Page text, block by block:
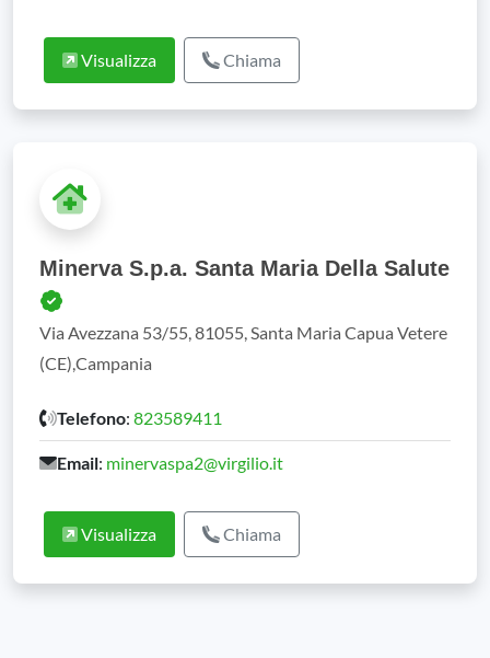
Visualizza Chiama
Minerva S.p.a. Santa Maria Della Salute
Via Avezzana 53/55, 81055, Santa Maria Capua Vetere
(CE),Campania
Telefono: 823589411
Email: minervaspa2@virgilio.it
Visualizza Chiama